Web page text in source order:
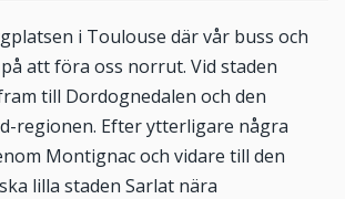
i Toulouse där vår buss och
att föra oss norrut. Vid staden
till Dordognedalen och den
regionen. Efter ytterligare några
Montignac och vidare till den
lilla staden Sarlat nära